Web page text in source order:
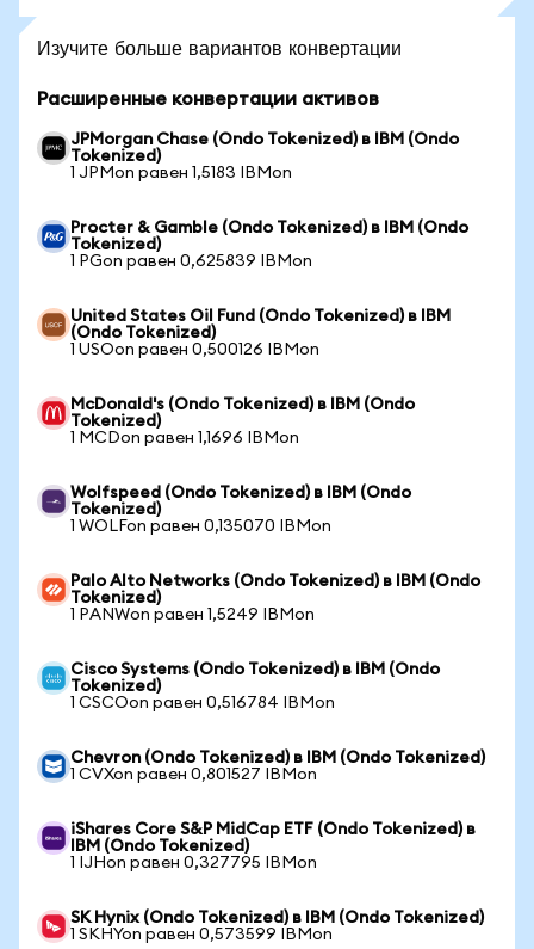
Изучите больше вариантов конвертации
Расширенные конвертации активов
JPMorgan Chase (Ondo Tokenized) в IBM (Ondo
Tokenized)
1 JPMon равен 1,5183 IBMon
Procter & Gamble (Ondo Tokenized) в IBM (Ondo
Tokenized)
1 PGon равен 0,625839 IBMon
United States Oil Fund (Ondo Tokenized) в IBM
(Ondo Tokenized)
1 USOon равен 0,500126 IBMon
McDonald's (Ondo Tokenized) в IBM (Ondo
Tokenized)
1 MCDon равен 1,1696 IBMon
Wolfspeed (Ondo Tokenized) в IBM (Ondo
Tokenized)
1 WOLFon равен 0,135070 IBMon
Palo Alto Networks (Ondo Tokenized) в IBM (Ondo
Tokenized)
1 PANWon равен 1,5249 IBMon
Cisco Systems (Ondo Tokenized) в IBM (Ondo
Tokenized)
1 CSCOon равен 0,516784 IBMon
Chevron (Ondo Tokenized) в IBM (Ondo Tokenized)
1 CVXon равен 0,801527 IBMon
iShares Core S&P MidCap ETF (Ondo Tokenized) в
IBM (Ondo Tokenized)
1 IJHon равен 0,327795 IBMon
SK Hynix (Ondo Tokenized) в IBM (Ondo Tokenized)
1 SKHYon равен 0,573599 IBMon